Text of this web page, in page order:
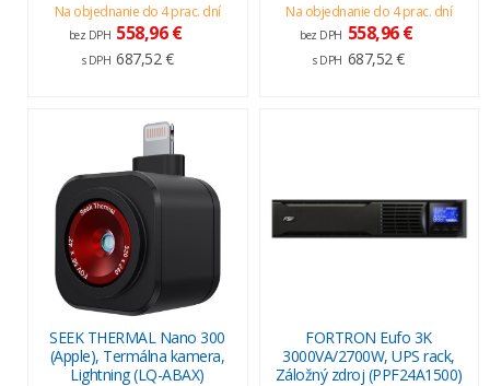
Na objednanie do 4 prac. dní
bez DPH 558,96 €
s DPH 687,52 €
Na objednanie do 4 prac. dní
bez DPH 558,96 €
s DPH 687,52 €
SEEK THERMAL Nano 300
(Apple), Termálna kamera,
Lightning (LQ-ABAX)
FORTRON Eufo 3K
3000VA/2700W, UPS rack,
Záložný zdroj (PPF24A1500)